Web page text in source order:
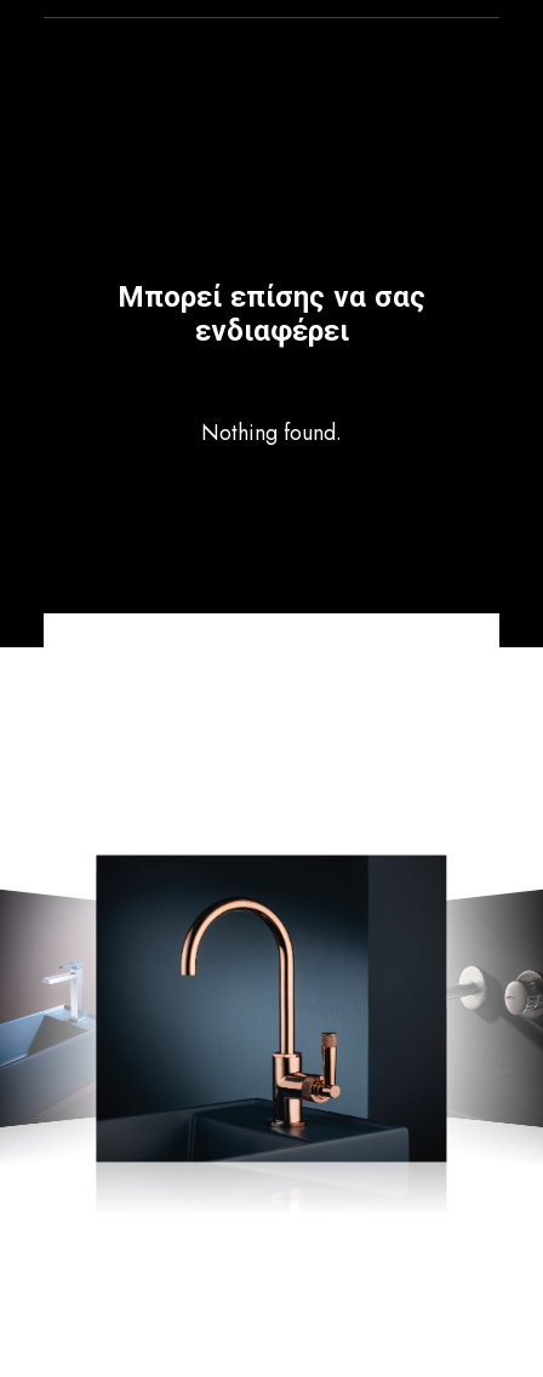
Μπορεί επίσης να σας
ενδιαφέρει
Nothing found.